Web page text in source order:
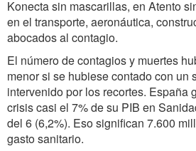
Konecta sin mascarillas, en Atento
en el transporte, aeronáutica,
abocados al contagio.
El número de contagios y muertes
menor si se hubiese contado con un
intervenido por los recortes. España
crisis casi el 7% de su PIB en
del 6 (6,2%). Eso significan 7.600
gasto sanitario.